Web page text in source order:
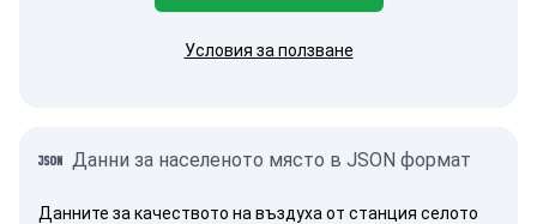
Условия за ползване
Данни за населеното място в JSON формат
Данните за качеството на въздуха от станция селото